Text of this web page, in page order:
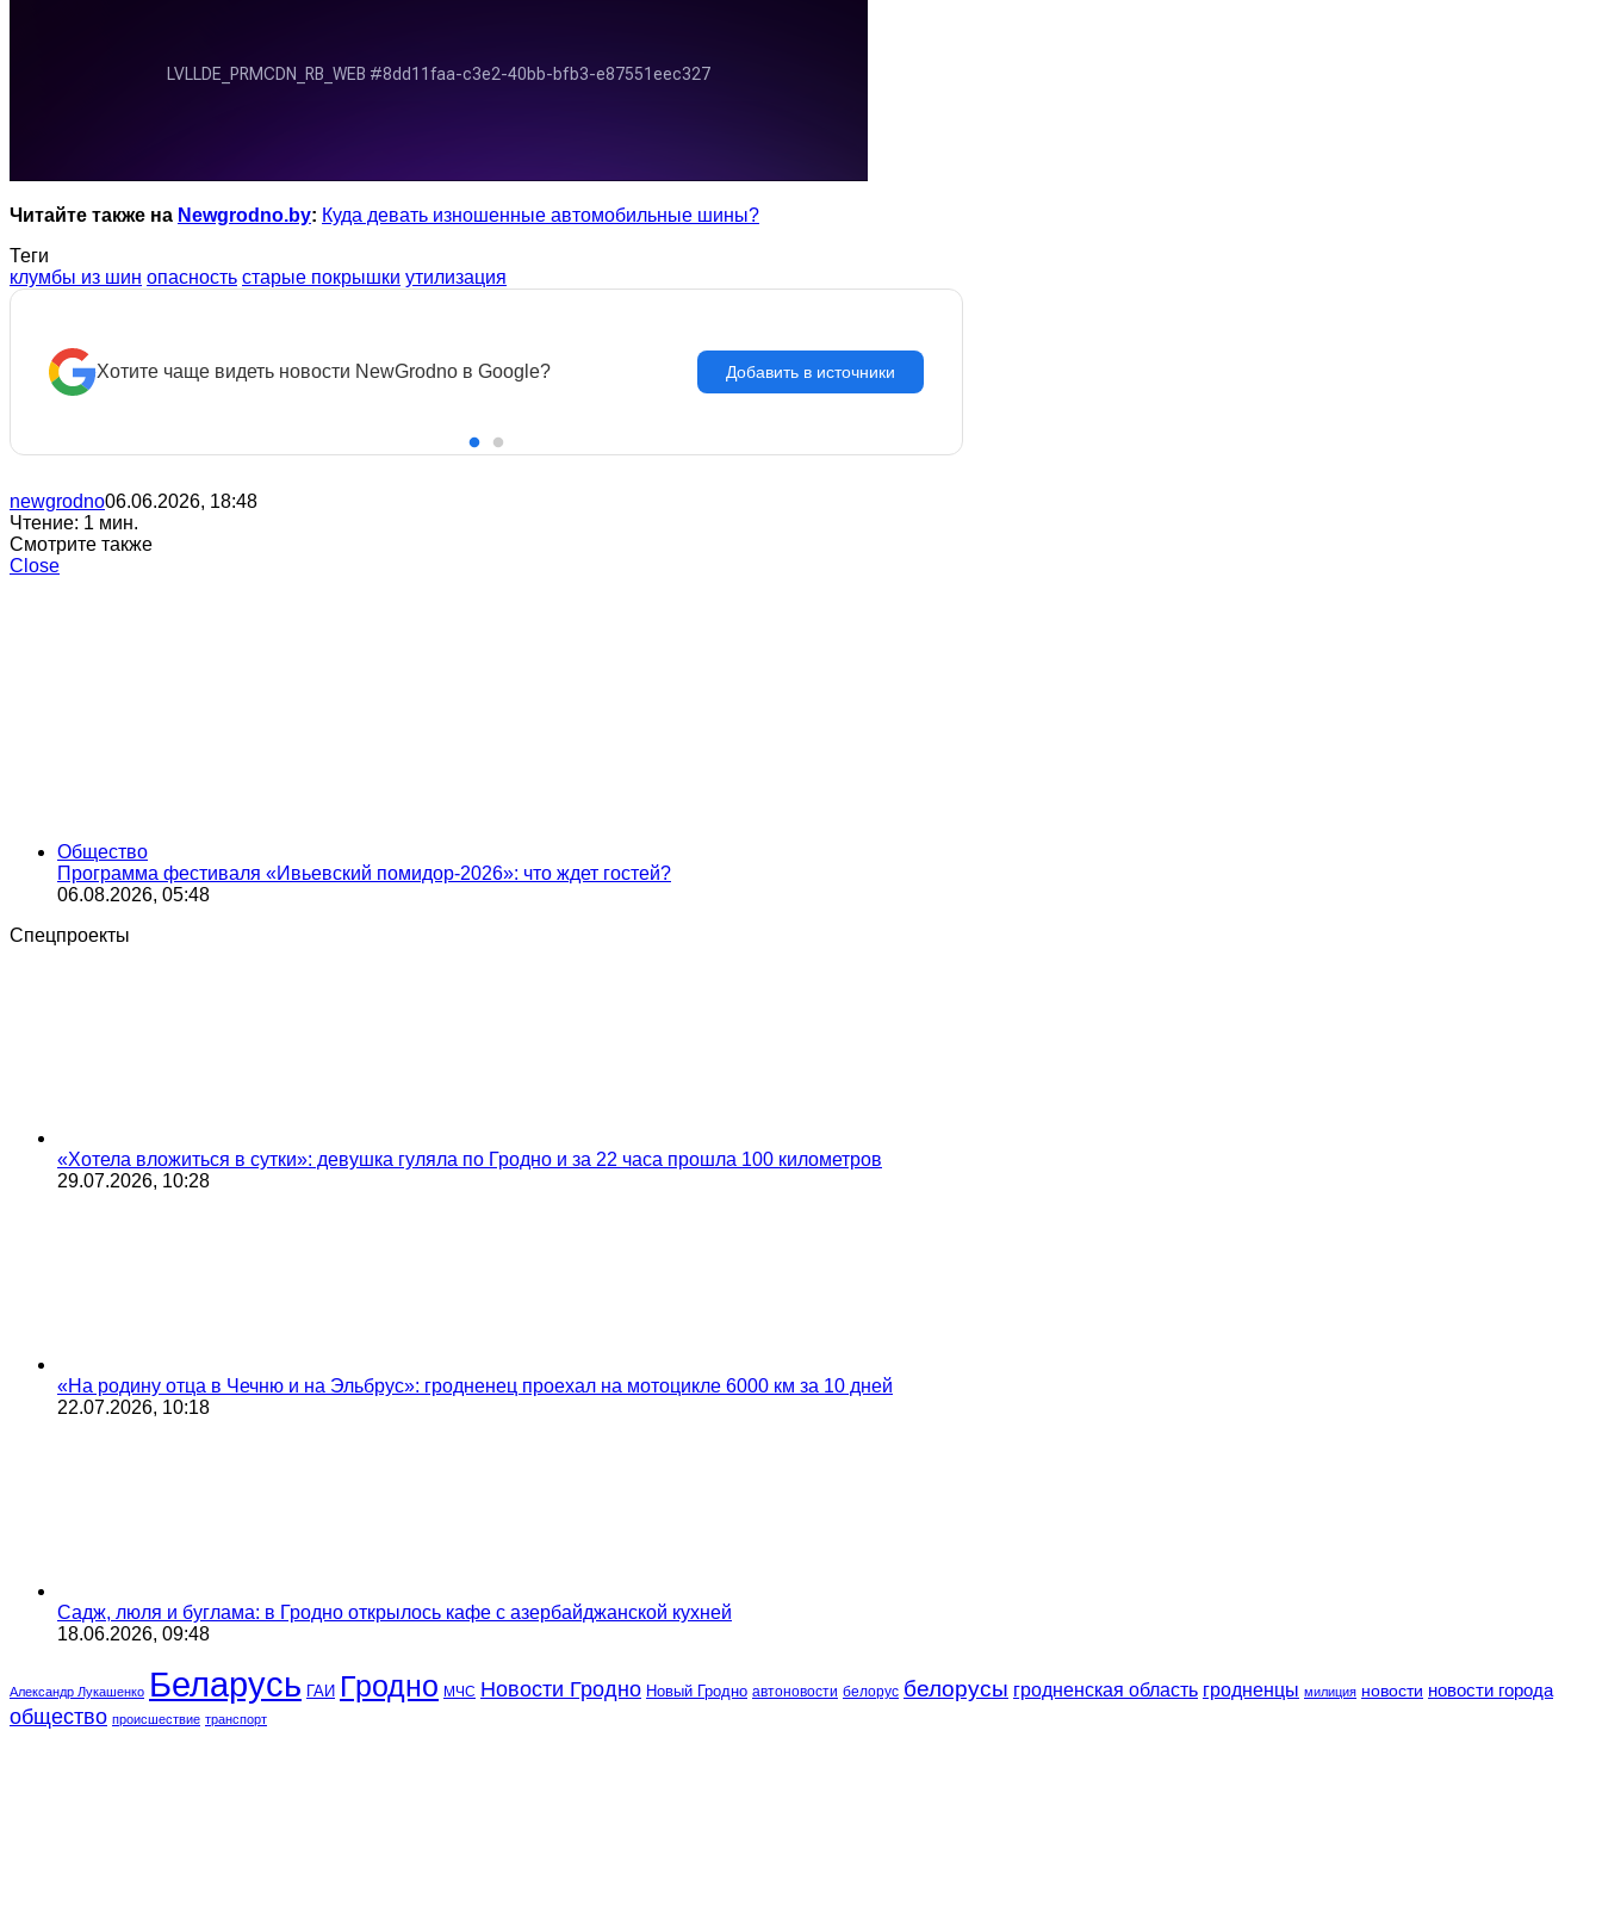
Читайте также на Newgrodno.by: Куда девать изношенные автомобильные шины?
Теги
клумбы из шин опасность старые покрышки утилизация
Хотите чаще видеть новости NewGrodno в Google? Добавить в источники
newgrodno06.06.2026, 18:48
Чтение: 1 мин.
Смотрите также
Close
Общество
Программа фестиваля «Ивьевский помидор-2026»: что ждет гостей?
06.08.2026, 05:48
Спецпроекты
«Хотела вложиться в сутки»: девушка гуляла по Гродно и за 22 часа прошла 100 километров
29.07.2026, 10:28
«На родину отца в Чечню и на Эльбрус»: гродненец проехал на мотоцикле 6000 км за 10 дней
22.07.2026, 10:18
Садж, люля и буглама: в Гродно открылось кафе с азербайджанской кухней
18.06.2026, 09:48
Александр Лукашенко Беларусь ГАИ Гродно МЧС Новости Гродно Новый Гродно автоновости белорус белорусы гродненская область гродненцы милиция новости новости города
общество происшествие транспорт